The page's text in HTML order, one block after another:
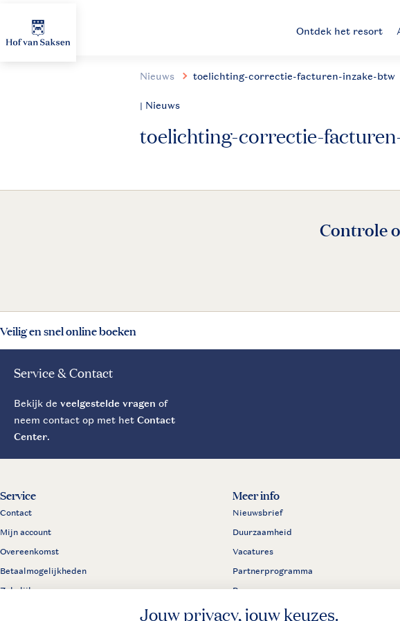
Ontdek het resort
Nieuws toelichting-correctie-facturen-inzake-btw
| Nieuws
toelichting-correctie-
Controle
Veilig en snel online boeken
Service & Contact
Bekijk de veelgestelde vragen of
neem contact op met het Contact
Center.
Service
Contact
Mijn account
Overeenkomst
Betaalmogelijkheden
Zakelijk
Meer info
Nieuwsbrief
Duurzaamheid
Vacatures
Partnerprogramma
Pers